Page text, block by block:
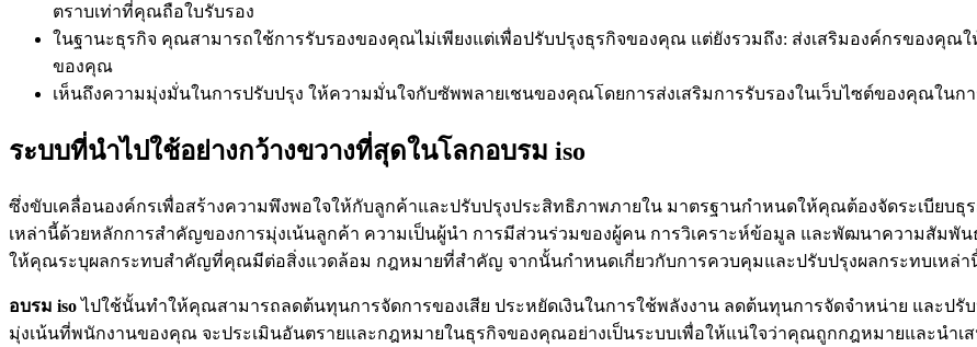
ตราบเท่าที่คุณถือใบรับรอง
ในฐานะธุรกิจ คุณสามารถใช้การรับรองของคุณไม่เพียงแต่เพื่อปรับปรุงธุรกิจของคุณ แต่ยังรวมถึง: ส่งเสริมองค์กรของคุณ
ของคุณ
เห็นถึงความมุ่งมั่นในการปรับปรุง ให้ความมั่นใจกับซัพพลายเชนของคุณโดยการส่งเสริมการรับรองในเว็บไซต์ของคุณในก
ระบบที่นำไปใช้อย่างกว้างขวางที่สุดในโลกอบรม iso
ซึ่งขับเคลื่อนองค์กรเพื่อสร้างความพึงพอใจให้กับลูกค้าและปรับปรุงประสิทธิภาพภายใน มาตรฐานกำหนดให้คุณต้องจัดระเบียบ
เหล่านี้ด้วยหลักการสำคัญของการมุ่งเน้นลูกค้า ความเป็นผู้นำ การมีส่วนร่วมของผู้คน การวิเคราะห์ข้อมูล และพัฒนาความสัมพัน
ให้คุณระบุผลกระทบสำคัญที่คุณมีต่อสิ่งแวดล้อม กฎหมายที่สำคัญ จากนั้นกำหนดเกี่ยวกับการควบคุมและปรับปรุงผลกระทบเหล่า
อบรม iso ไปใช้นั้นทำให้คุณสามารถลดต้นทุนการจัดการของเสีย ประหยัดเงินในการใช้พลังงาน ลดต้นทุนการจัดจำหน่าย และป
มุ่งเน้นที่พนักงานของคุณ จะประเมินอันตรายและกฎหมายในธุรกิจของคุณอย่างเป็นระบบเพื่อให้แน่ใจว่าคุณถูกกฎหมายและนำเ